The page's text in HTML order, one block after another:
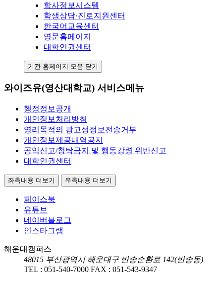
학사정보시스템
학생상담·진로지원센터
한국어교육센터
영문홈페이지
대학인권센터
기관 홈페이지 모음 닫기
와이즈유(영산대학교) 서비스메뉴
행정정보공개
개인정보처리방침
영리목적의 광고성정보전송거부
개인정보제공내역공지
공익신고/청탁금지 및 행동강령 위반신고
대학인권센터
좌측내용 더보기 우측내용 더보기
페이스북
유튜브
네이버블로그
인스타그램
해운대캠퍼스
48015 부산광역시 해운대구 반송순환로 142(반송동)
TEL : 051-540-7000 FAX : 051-543-9347